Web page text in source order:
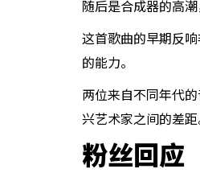
随后是合成器的高
这首歌曲的早期反
的能力。
两位来自不同年代
兴艺术家之间的差
粉丝回应